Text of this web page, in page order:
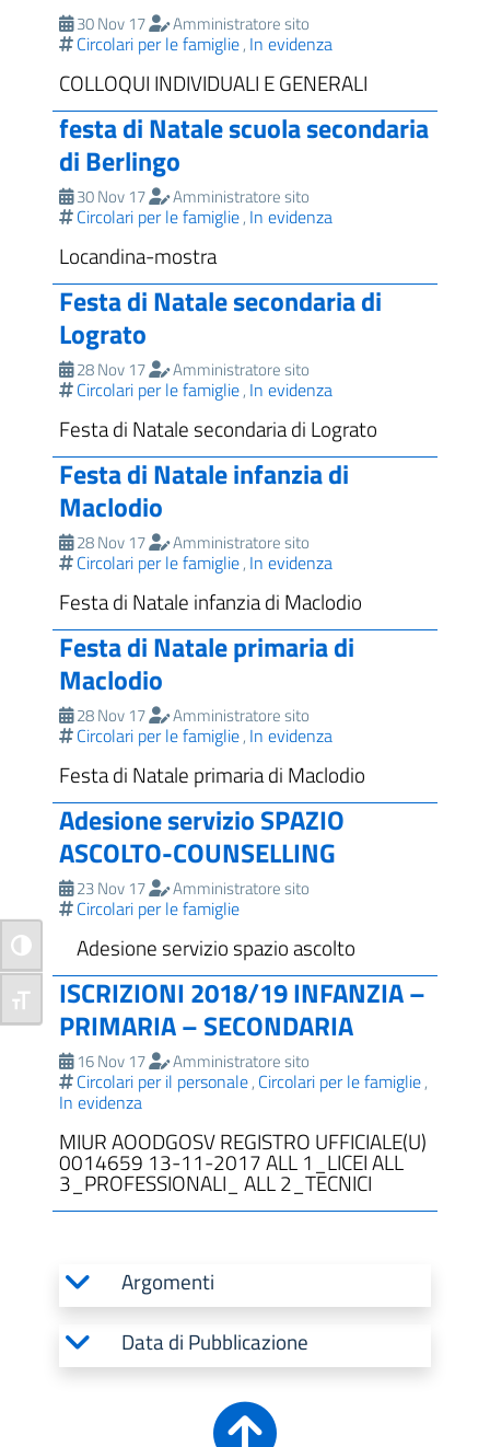
Attiva/disattiva alto contrasto
Attiva/disattiva dimensione testo
30 Nov 17 Amministratore sito
Circolari per le famiglie, In evidenza
COLLOQUI INDIVIDUALI E GENERALI
festa di Natale scuola secondaria
di Berlingo
30 Nov 17 Amministratore sito
Circolari per le famiglie, In evidenza
Locandina-mostra
Festa di Natale secondaria di
Lograto
28 Nov 17 Amministratore sito
Circolari per le famiglie, In evidenza
Festa di Natale secondaria di Lograto
Festa di Natale infanzia di
Maclodio
28 Nov 17 Amministratore sito
Circolari per le famiglie, In evidenza
Festa di Natale infanzia di Maclodio
Festa di Natale primaria di
Maclodio
28 Nov 17 Amministratore sito
Circolari per le famiglie, In evidenza
Festa di Natale primaria di Maclodio
Adesione servizio SPAZIO
ASCOLTO-COUNSELLING
23 Nov 17 Amministratore sito
Circolari per le famiglie
Adesione servizio spazio ascolto
ISCRIZIONI 2018/19 INFANZIA –
PRIMARIA – SECONDARIA
16 Nov 17 Amministratore sito
Circolari per il personale, Circolari per le famiglie,
In evidenza
MIUR AOODGOSV REGISTRO UFFICIALE(U)
0014659 13-11-2017 ALL 1_LICEI ALL
3_PROFESSIONALI_ ALL 2_TECNICI
Argomenti
Data di Pubblicazione